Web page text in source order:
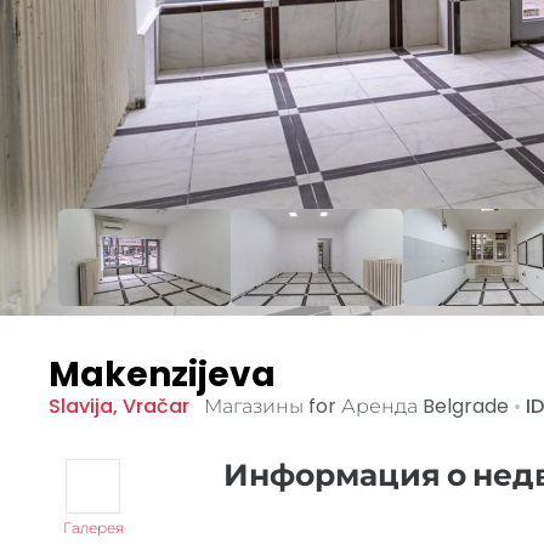
Makenzijeva
Slavija, Vračar Магазины for Аренда Belgrade • ID
Галерея
Информация о